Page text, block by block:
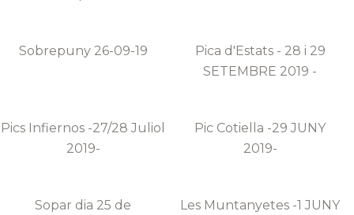
Sobrepuny 26-09-19
Pica d'Estats - 28 i 29
SETEMBRE 2019 -
Pics Infiernos -27/28 Juliol
2019-
Pic Cotiella -29 JUNY
2019-
Sopar dia 25 de
Les Muntanyetes -1 JUNY